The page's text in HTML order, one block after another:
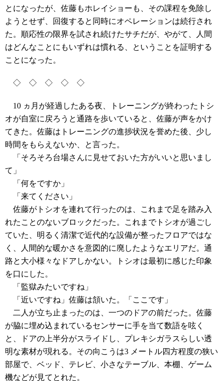
とになったが、佐藤もホレイショーも、その課程を免除し
ようとせず、回復すると同時にオペレーションは続行され
た。順応性の限界を試され続けたサチだが、やがて、人間
はどんなことにもいずれは慣れる、ということを証明する
ことになった。
◇ ◇ ◇ ◇ ◇
10 ヵ月が経過したある夜、トレーニングが終わったトシ
オが自室に戻ろうと通路を歩いていると、佐藤が声をかけ
てきた。佐藤はトレーニングの進捗状況を誉めた後、少し
時間をもらえないか、と言った。
「そろそろ台場さんに見せておいた方がいいと思いまし
て」
「何をですか」
「来てください」
佐藤がトシオを連れて行ったのは、これまで足を踏み入
れたことのないブロックだった。これまでトシオが過ごし
ていた、明るく清潔で近代的な設備が整ったフロアではな
く、人間的な暖かさを意図的に廃したようなエリアだ。通
路と大小様々なドアしかない。トシオは最初に感じた印象
を口にした。
「監獄みたいですね」
「近いですね」佐藤は頷いた。「ここです」
二人が立ち止まったのは、一つのドアの前だった。佐藤
が脇に埋め込まれているセンサーに手を当て数語を呟く
と、ドアの上半分がスライドし、プレキシガラスらしい透
明な素材が現れる。その向こうは3 メートル四方程度の狭い
部屋で、ベッド、テレビ、小さなテーブル、本棚、ゲーム
機などが見てとれた。